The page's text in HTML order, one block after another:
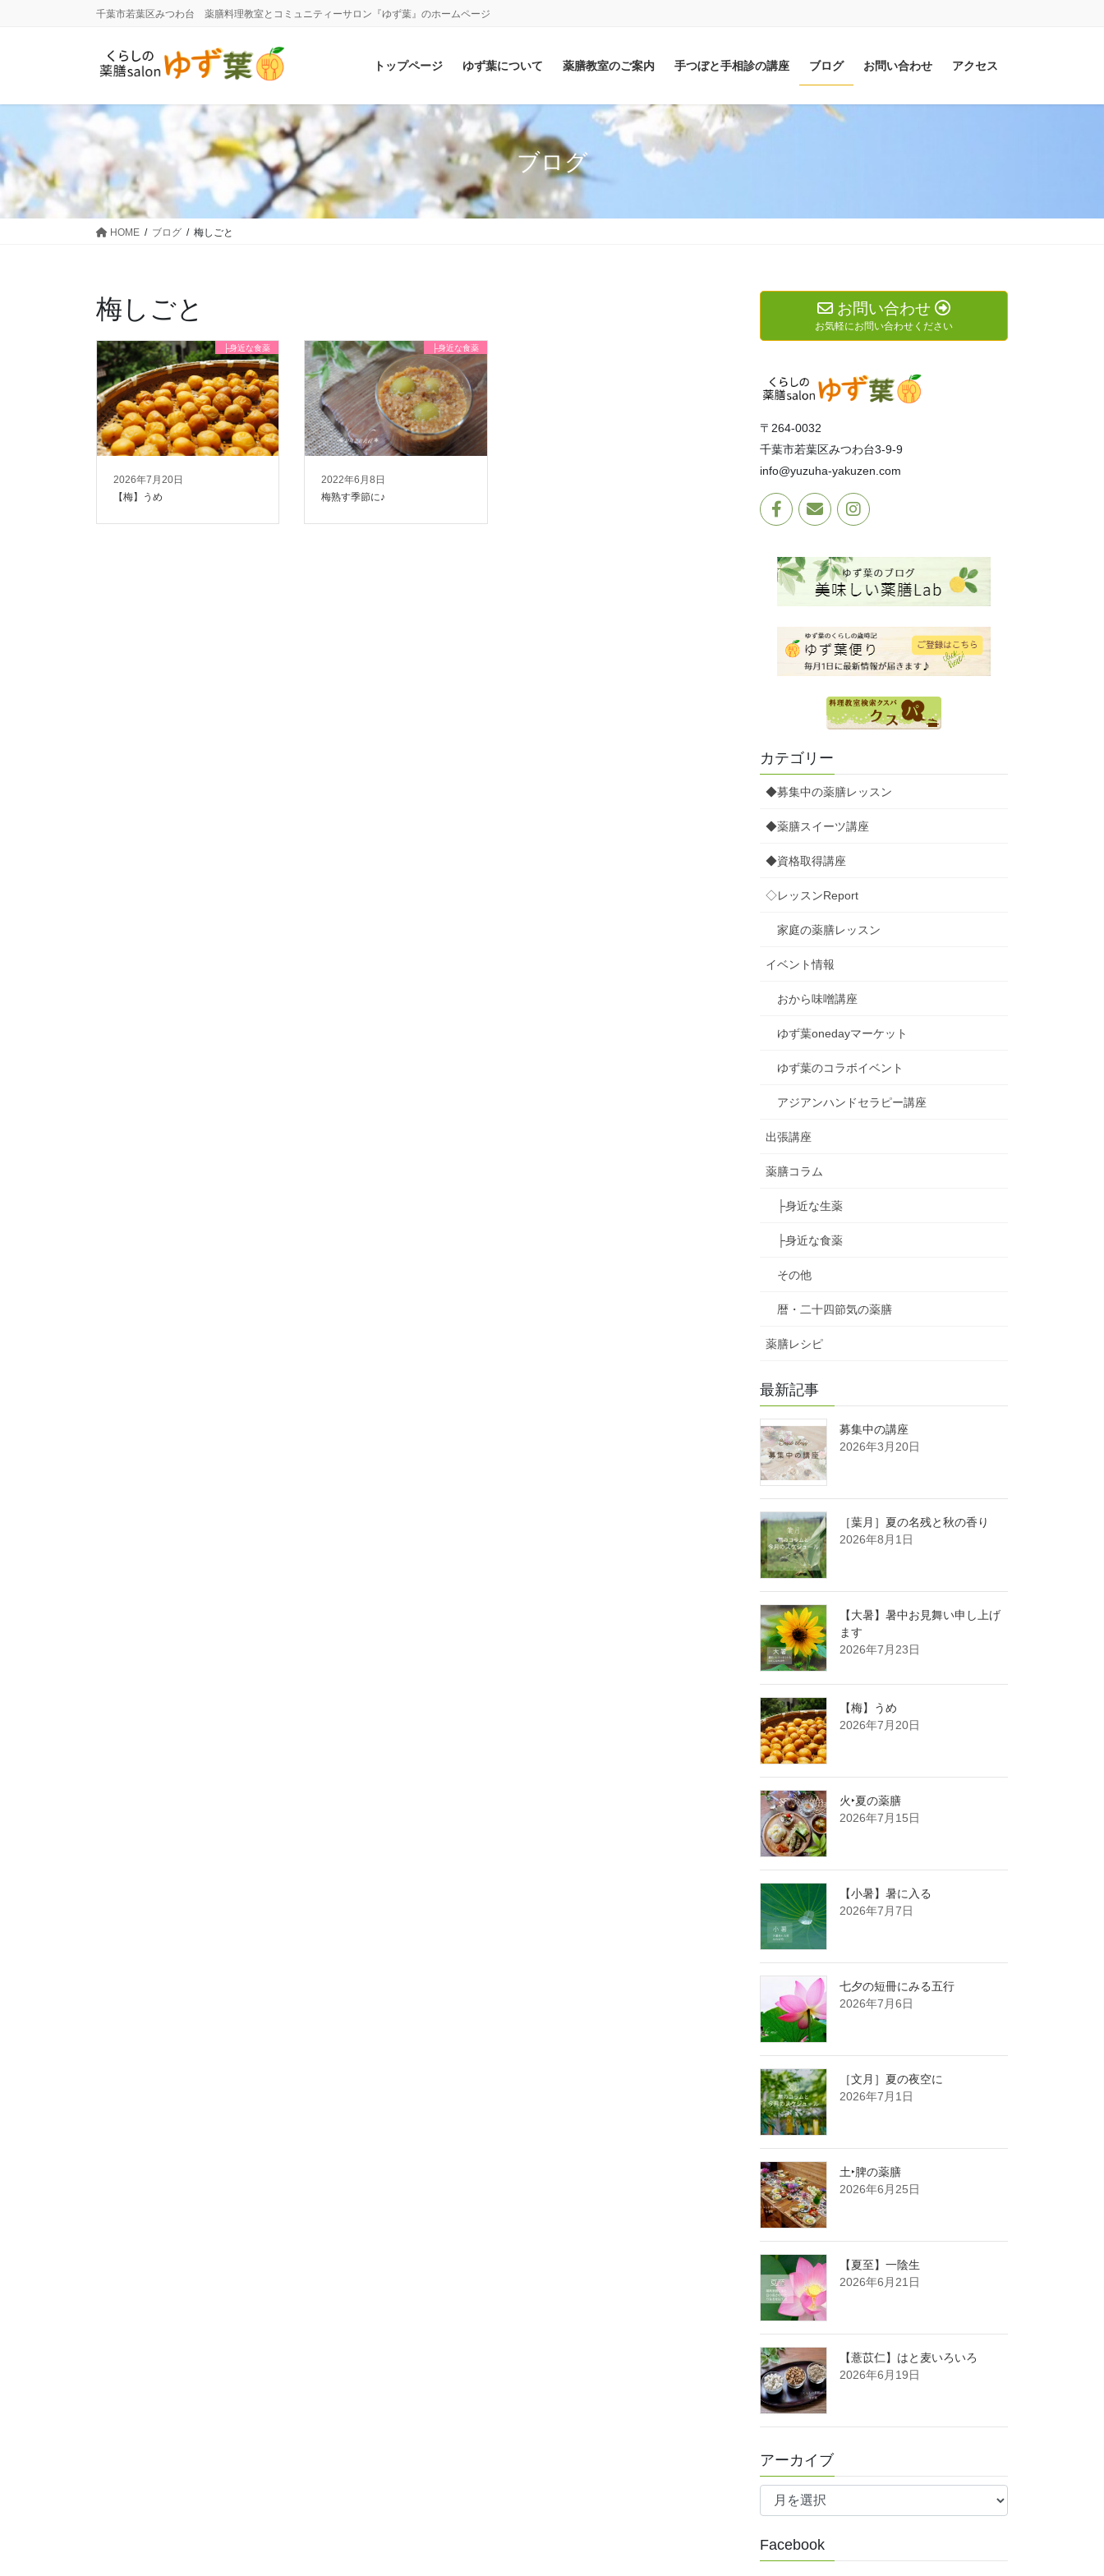
に
動
ョ
に
移
動
千葉市若葉区みつわ台 薬膳料理教室とコミュニティーサロン『ゆず葉』のホームページ
トップページ ゆず葉について 薬膳教室のご案内 手つぼと手相診の講座 ブログ お問い合わせ アクセス
ブログ
HOME ブログ 梅しごと
梅しごと
2026年7月20日
├身近な食薬
【梅】うめ
2022年6月8日
├身近な食薬
梅熟す季節に♪
お問い合わせ
お気軽にお問い合わせください
〒264-0032
千葉市若葉区みつわ台3-9-9
info@yuzuha-yakuzen.com
カテゴリー
◆募集中の薬膳レッスン
◆薬膳スイーツ講座
◆資格取得講座
◇レッスンReport
家庭の薬膳レッスン
イベント情報
おから味噌講座
ゆず葉onedayマーケット
ゆず葉のコラボイベント
アジアンハンドセラピー講座
出張講座
薬膳コラム
├身近な生薬
├身近な食薬
その他
暦・二十四節気の薬膳
薬膳レシピ
最新記事
募集中の講座
2026年3月20日
［葉月］夏の名残と秋の香り
2026年8月1日
【大暑】暑中お見舞い申し上げ
ます
2026年7月23日
【梅】うめ
2026年7月20日
火‣夏の薬膳
2026年7月15日
【小暑】暑に入る
2026年7月7日
七夕の短冊にみる五行
2026年7月6日
［文月］夏の夜空に
2026年7月1日
土‣脾の薬膳
2026年6月25日
【夏至】一陰生
2026年6月21日
【薏苡仁】はと麦いろいろ
2026年6月19日
アーカイブ
ア
イ
ブ
Facebook